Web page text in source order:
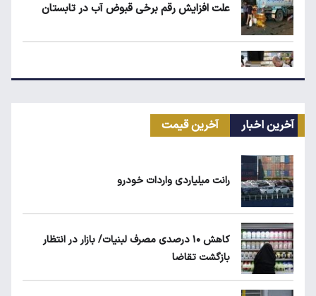
علت افزایش رقم برخی قبوض آب در تابستان
مرغ گران می‌شود
ماجرای محدودیت گوشت برزیلی در اروپا
ریزش قیمت خودرو چقدر احتمال دارد؟
آخرین اخبار آخرین قیمت
رانت میلیاردی واردات خودرو
کاهش ۱۰ درصدی مصرف لبنیات/ بازار در انتظار
بازگشت تقاضا